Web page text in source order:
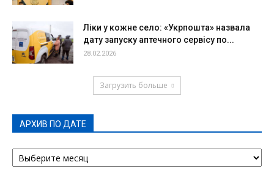
Ліки у кожне село: «Укрпошта» назвала
дату запуску аптечного сервісу по...
28.02.2026
Загрузить больше
АРХИВ ПО ДАТЕ
АРХИВ
ПО